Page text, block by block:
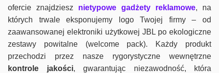
ofercie znajdziesz nietypowe gadżety reklamowe, na
których trwale eksponujemy logo Twojej firmy – od
zaawansowanej elektroniki użytkowej JBL po ekologiczne
zestawy powitalne (welcome pack). Każdy produkt
przechodzi przez nasze rygorystyczne wewnętrzne
kontrole jakości, gwarantując niezawodność, która